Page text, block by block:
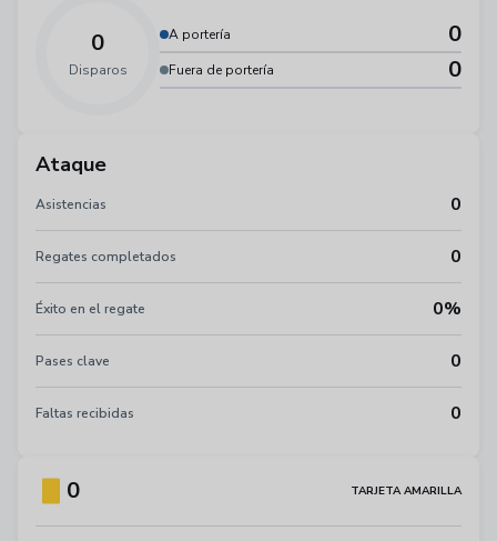
0
Disparos
A portería 0
Fuera de portería 0
Ataque
Asistencias 0
Regates completados 0
Éxito en el regate 0%
Pases clave 0
Faltas recibidas 0
0 TARJETA AMARILLA